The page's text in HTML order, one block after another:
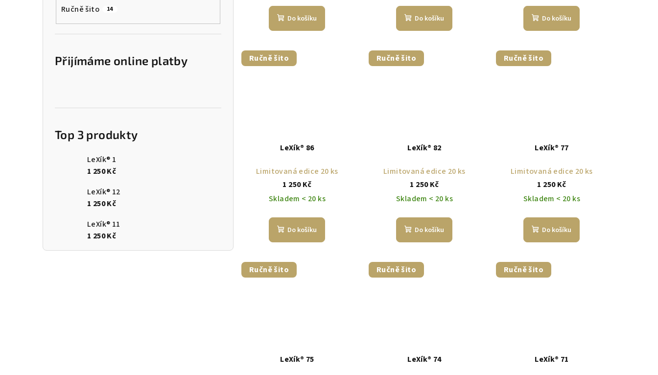
Ručně šito 14
Přijímáme online platby
Top 3 produkty
LeXík® 1
1 250 Kč
LeXík® 12
1 250 Kč
LeXík® 11
1 250 Kč
ů
Do košíku Do košíku Do košíku
Ručně šito
LeXík® 86
Limitovaná edice 20 ks
1 250 Kč
Skladem < 20 ks
Do košíku
Ručně šito
LeXík® 82
Limitovaná edice 20 ks
1 250 Kč
Skladem < 20 ks
Do košíku
Ručně šito
LeXík® 77
Limitovaná edice 20 ks
1 250 Kč
Skladem < 20 ks
Do košíku
Ručně šito
LeXík® 75
Ručně šito
LeXík® 74
Ručně šito
LeXík® 71